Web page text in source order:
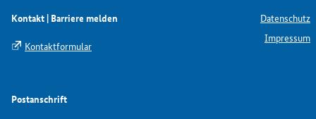
Kontakt | Barriere melden
Kontaktformular
Postanschrift
Datenschutz
Impressum